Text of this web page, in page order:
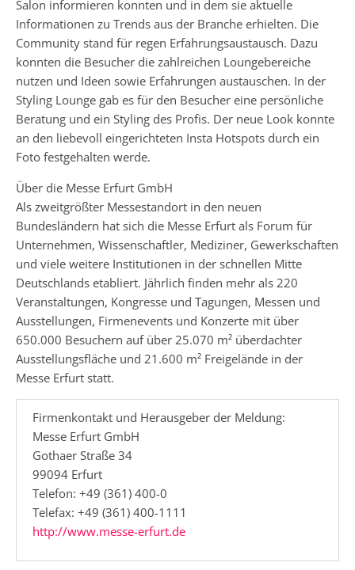
Salon informieren konnten und in dem sie aktuelle
Informationen zu Trends aus der Branche erhielten. Die
Community stand für regen Erfahrungsaustausch. Dazu
konnten die Besucher die zahlreichen Loungebereiche
nutzen und Ideen sowie Erfahrungen austauschen. In der
Styling Lounge gab es für den Besucher eine persönliche
Beratung und ein Styling des Profis. Der neue Look konnte
an den liebevoll eingerichteten Insta Hotspots durch ein
Foto festgehalten werde.
Über die Messe Erfurt GmbH
Als zweitgrößter Messestandort in den neuen
Bundesländern hat sich die Messe Erfurt als Forum für
Unternehmen, Wissenschaftler, Mediziner, Gewerkschaften
und viele weitere Institutionen in der schnellen Mitte
Deutschlands etabliert. Jährlich finden mehr als 220
Veranstaltungen, Kongresse und Tagungen, Messen und
Ausstellungen, Firmenevents und Konzerte mit über
650.000 Besuchern auf über 25.070 m² überdachter
Ausstellungsfläche und 21.600 m² Freigelände in der
Messe Erfurt statt.
Firmenkontakt und Herausgeber der Meldung:
Messe Erfurt GmbH
Gothaer Straße 34
99094 Erfurt
Telefon: +49 (361) 400-0
Telefax: +49 (361) 400-1111
http://www.messe-erfurt.de